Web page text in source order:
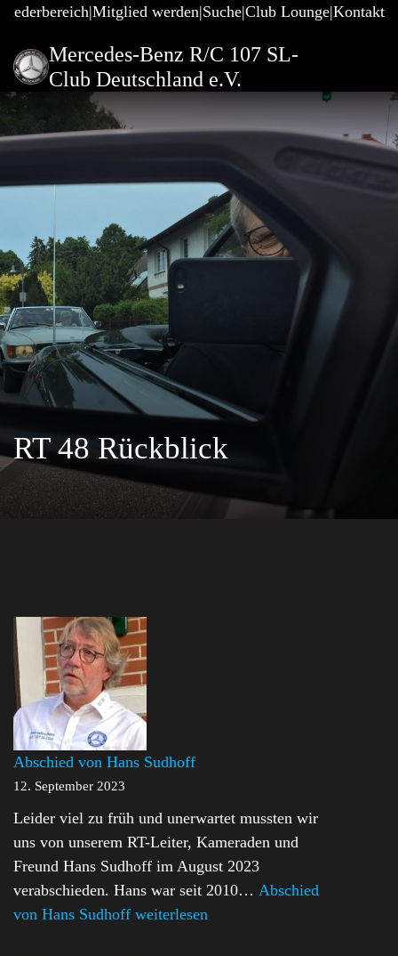
Mitglied werden Suche Club Lounge Kontakt
Mercedes-Benz R/C 107 SL-
Club Deutschland e.V.
RT 48 Rückblick
Abschied von Hans Sudhoff
12. September 2023
Leider viel zu früh und unerwartet mussten wir
uns von unserem RT-Leiter, Kameraden und
Freund Hans Sudhoff im August 2023
verabschieden. Hans war seit 2010… Abschied
von Hans Sudhoff weiterlesen